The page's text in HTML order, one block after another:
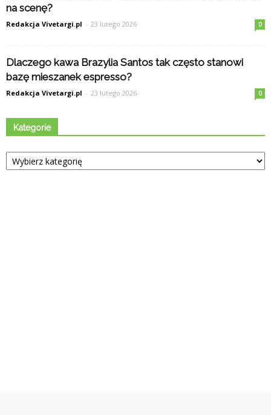
na scenę?
Redakcja Vivetargi.pl - 23 lutego 2026 0
Dlaczego kawa Brazylia Santos tak często stanowi
bazę mieszanek espresso?
Redakcja Vivetargi.pl - 23 lutego 2026 0
Kategorie
Kategorie